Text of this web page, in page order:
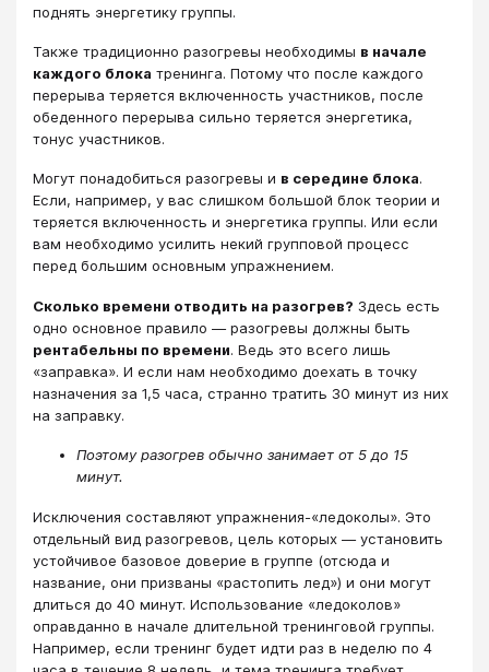
поднять энергетику группы.
Также традиционно разогревы необходимы в начале
каждого блока тренинга. Потому что после каждого
перерыва теряется включенность участников, после
обеденного перерыва сильно теряется энергетика,
тонус участников.
Могут понадобиться разогревы и в середине блока.
Если, например, у вас слишком большой блок теории и
теряется включенность и энергетика группы. Или если
вам необходимо усилить некий групповой процесс
перед большим основным упражнением.
Сколько времени отводить на разогрев? Здесь есть
одно основное правило — разогревы должны быть
рентабельны по времени. Ведь это всего лишь
«заправка». И если нам необходимо доехать в точку
назначения за 1,5 часа, странно тратить 30 минут из них
на заправку.
Поэтому разогрев обычно занимает от 5 до 15
минут.
Исключения составляют упражнения-«ледоколы». Это
отдельный вид разогревов, цель которых — установить
устойчивое базовое доверие в группе (отсюда и
название, они призваны «растопить лед») и они могут
длиться до 40 минут. Использование «ледоколов»
оправданно в начале длительной тренинговой группы.
Например, если тренинг будет идти раз в неделю по 4